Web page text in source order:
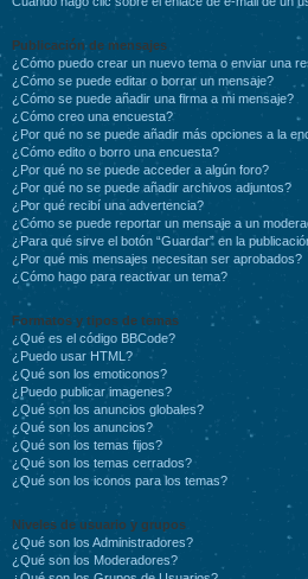
Publicación de mensajes
¿Cómo puedo crear un nuevo tema o enviar una
¿Cómo se puede editar o borrar un mensaje?
¿Cómo se puede añadir una firma a mi mensaje?
¿Cómo creo una encuesta?
¿Por qué no se puede añadir más opciones a la
¿Cómo edito o borro una encuesta?
¿Por qué no se puede acceder a algún foro?
¿Por qué no se puede añadir archivos adjuntos?
¿Por qué recibí una advertencia?
¿Cómo se puede reportar un mensaje a un
¿Para qué sirve el botón “Guardar” en la
¿Por qué mis mensajes necesitan ser aprobados?
¿Cómo hago para reactivar un tema?
Formatos y tipos de temas
¿Qué es el código BBCode?
¿Puedo usar HTML?
¿Qué son los emoticonos?
¿Puedo publicar imagenes?
¿Qué son los anuncios globales?
¿Qué son los anuncios?
¿Qué son los temas fijos?
¿Qué son los temas cerrados?
¿Qué son los iconos para los temas?
Niveles de usuario y grupos
¿Qué son los Administradores?
¿Qué son los Moderadores?